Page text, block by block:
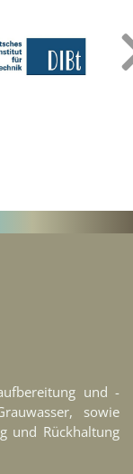
und -
sowie
und Rückhaltung